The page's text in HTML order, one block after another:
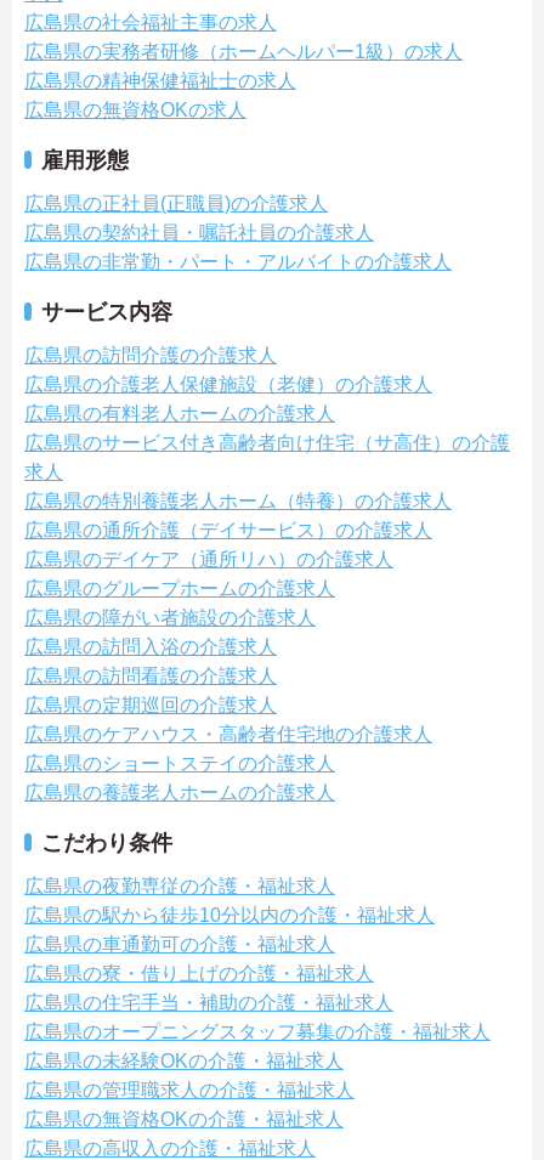
広島県の社会福祉主事の求人
広島県の実務者研修（ホームヘルパー1級）の求人
広島県の精神保健福祉士の求人
広島県の無資格OKの求人
雇用形態
広島県の正社員(正職員)の介護求人
広島県の契約社員・嘱託社員の介護求人
広島県の非常勤・パート・アルバイトの介護求人
サービス内容
広島県の訪問介護の介護求人
広島県の介護老人保健施設（老健）の介護求人
広島県の有料老人ホームの介護求人
広島県のサービス付き高齢者向け住宅（サ高住）の介護
求人
広島県の特別養護老人ホーム（特養）の介護求人
広島県の通所介護（デイサービス）の介護求人
広島県のデイケア（通所リハ）の介護求人
広島県のグループホームの介護求人
広島県の障がい者施設の介護求人
広島県の訪問入浴の介護求人
広島県の訪問看護の介護求人
広島県の定期巡回の介護求人
広島県のケアハウス・高齢者住宅地の介護求人
広島県のショートステイの介護求人
広島県の養護老人ホームの介護求人
こだわり条件
広島県の夜勤専従の介護・福祉求人
広島県の駅から徒歩10分以内の介護・福祉求人
広島県の車通勤可の介護・福祉求人
広島県の寮・借り上げの介護・福祉求人
広島県の住宅手当・補助の介護・福祉求人
広島県のオープニングスタッフ募集の介護・福祉求人
広島県の未経験OKの介護・福祉求人
広島県の管理職求人の介護・福祉求人
広島県の無資格OKの介護・福祉求人
広島県の高収入の介護・福祉求人